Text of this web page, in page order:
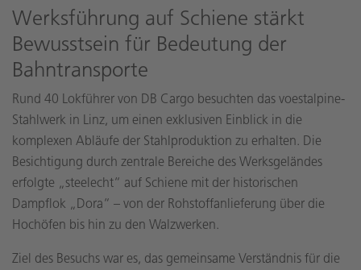
Werksführung auf Schiene stärkt
Bewusstsein für Bedeutung der
Bahntransporte
Rund 40 Lokführer von DB Cargo besuchten das voestalpine-
Stahlwerk in Linz, um einen exklusiven Einblick in die
komplexen Abläufe der Stahlproduktion zu erhalten. Die
Besichtigung durch zentrale Bereiche des Werksgeländes
erfolgte „steelecht“ auf Schiene mit der historischen
Dampflok „Dora“ – von der Rohstoffanlieferung über die
Hochöfen bis hin zu den Walzwerken.
Ziel des Besuchs war es, das gemeinsame Verständnis für die